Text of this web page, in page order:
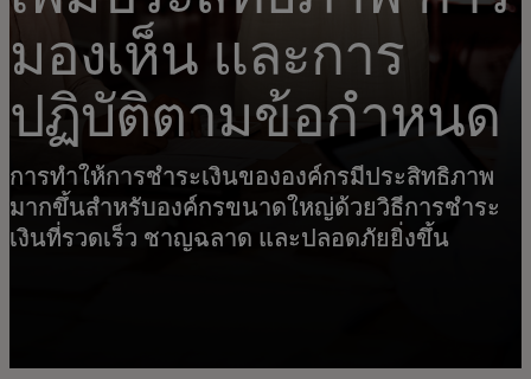
มองเห็น และการ
ปฏิบัติตามข้อกำหนด
การทำให้การชำระเงินขององค์กรมีประสิทธิภาพ
มากขึ้นสำหรับองค์กรขนาดใหญ่ด้วยวิธีการชำระ
เงินที่รวดเร็ว ชาญฉลาด และปลอดภัยยิ่งขึ้น